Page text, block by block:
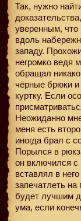
Так, нужно
уверенным,
вдоль
западу.
негромко ведя
обращал
чёрные брюки
куртку. Если
Неожиданно
меня есть
иногда брал с
Порылся в
он включился с
вставлял в
запечатлеть на
будет лучшим
ума, если